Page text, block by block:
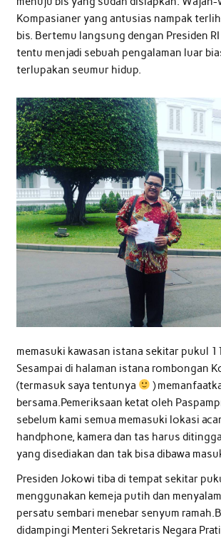
Kompasianer yang antusias nampak
bis. Bertemu langsung dengan Presiden
tentu menjadi sebuah pengalaman luar
terlupakan seumur hidup.
memasuki kawasan istana sekitar pukul
Sesampai di halaman istana rombongan
(termasuk saya tentunya
)
bersama.Pemeriksaan ketat oleh
sebelum kami semua memasuki lokasi
handphone, kamera dan tas harus
yang disediakan dan tak bisa dibawa
Presiden Jokowi tiba di tempat sekitar
menggunakan kemeja putih dan
persatu sembari menebar senyum
didampingi Menteri Sekretaris Negara